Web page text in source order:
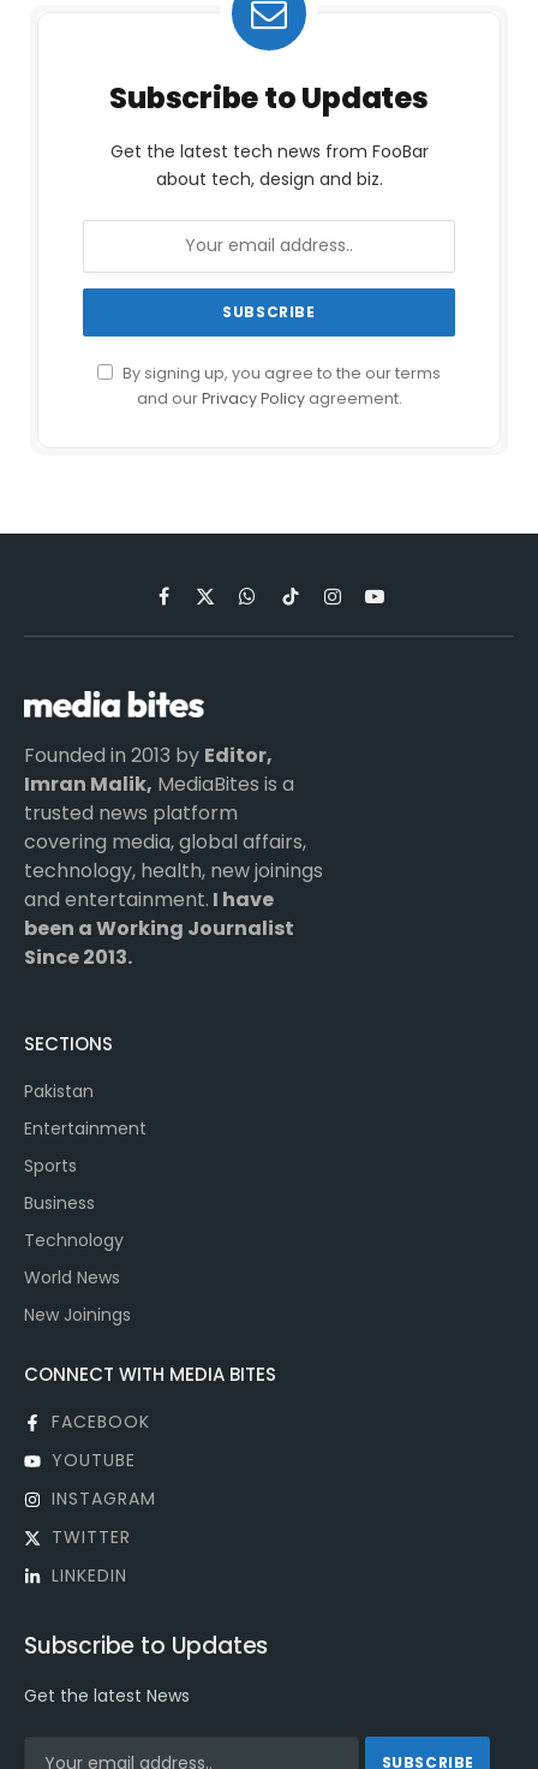
Subscribe to Updates
Get the latest tech news from FooBar
about tech, design and biz.
By signing up, you agree to the our terms
and ourPrivacy Policyagreement.
Facebook
X
(Twitter)
WhatsApp
TikTokInstagramYouTube
Founded in 2013 by Editor,
Imran Malik, MediaBites is a
trusted news platform
covering media, global affairs,
technology, health, new joinings
and entertainment. I have
been a Working Journalist
Since 2013.
SECTIONS
Pakistan
Entertainment
Sports
Business
Technology
World News
New Joinings
CONNECT WITH MEDIA BITES
FACEBOOK
YOUTUBE
INSTAGRAM
TWITTER
LINKEDIN
Subscribe to Updates
Get the latest News